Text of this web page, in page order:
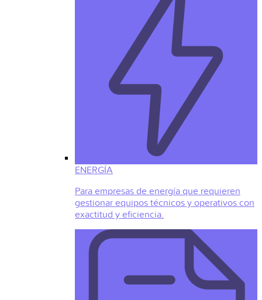
ENERGÍA
Para empresas de energía que requieren
gestionar equipos técnicos y operativos con
exactitud y eficiencia.